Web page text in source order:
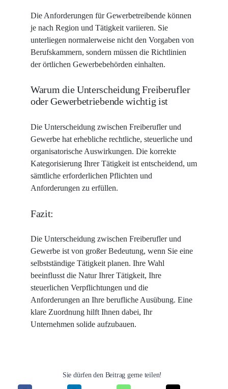
Die Anforderungen für Gewerbetreibende können
je nach Region und Tätigkeit variieren. Sie
unterliegen normalerweise nicht den Vorgaben von
Berufskammern, sondern müssen die Richtlinien
der örtlichen Gewerbebehörden einhalten.
Warum die Unterscheidung Freiberufler
oder Gewerbetriebende wichtig ist
Die Unterscheidung zwischen Freiberufler und
Gewerbe hat erhebliche rechtliche, steuerliche und
organisatorische Auswirkungen. Die korrekte
Kategorisierung Ihrer Tätigkeit ist entscheidend, um
sämtliche erforderlichen Pflichten und
Anforderungen zu erfüllen.
Fazit:
Die Unterscheidung zwischen Freiberufler und
Gewerbe ist von großer Bedeutung, wenn Sie eine
selbstständige Tätigkeit planen. Ihre Wahl
beeinflusst die Natur Ihrer Tätigkeit, Ihre
steuerlichen Verpflichtungen und die
Anforderungen an Ihre berufliche Ausübung. Eine
klare Zuordnung hilft Ihnen dabei, Ihr
Unternehmen solide aufzubauen.
Sie dürfen den Beitrag gerne teilen!